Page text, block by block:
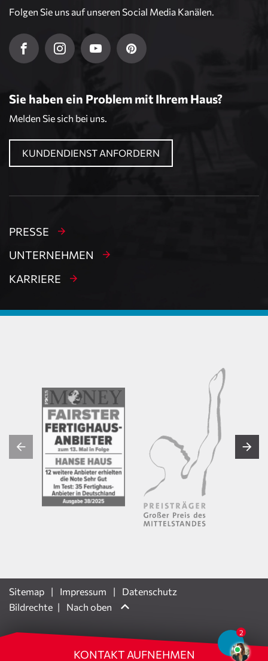
KONTAKT AUFNEHMEN
Folgen Sie uns auf unseren Social Media Kanälen.
Sie haben ein Problem mit Ihrem Haus?
Melden Sie sich bei uns.
KUNDENDIENST ANFORDERN
PRESSE
UNTERNEHMEN
KARRIERE
Sitemap Impressum
Datenschutz
Bildrechte
Nach oben